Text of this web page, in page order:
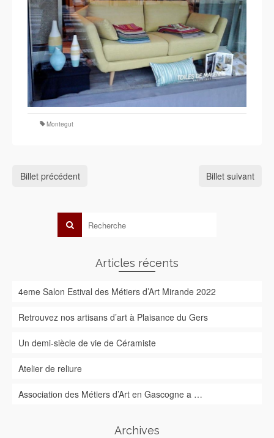
Montegut
Billet précédent Billet suivant
Articles récents
4eme Salon Estival des Métiers d’Art Mirande 2022
Retrouvez nos artisans d’art à Plaisance du Gers
Un demi-siècle de vie de Céramiste
Atelier de reliure
Association des Métiers d’Art en Gascogne a …
Archives